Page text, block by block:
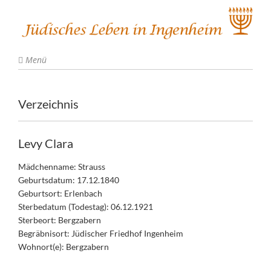
Menü
Verzeichnis
Levy Clara
Mädchenname: Strauss
Geburtsdatum: 17.12.1840
Geburtsort: Erlenbach
Sterbedatum (Todestag): 06.12.1921
Sterbeort: Bergzabern
Begräbnisort: Jüdischer Friedhof Ingenheim
Wohnort(e): Bergzabern